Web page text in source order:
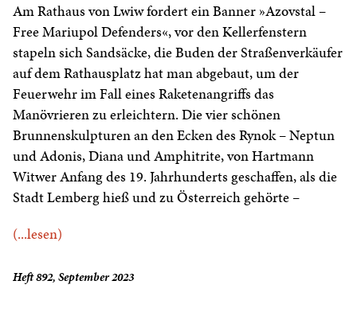
Am Rathaus von Lwiw fordert ein Banner »Azovstal –
Free Mariupol Defenders«, vor den Kellerfenstern
stapeln sich Sandsäcke, die Buden der Straßenverkäufer
auf dem Rathausplatz hat man abgebaut, um der
Feuerwehr im Fall eines Raketenangriffs das
Manövrieren zu erleichtern. Die vier schönen
Brunnenskulpturen an den Ecken des Rynok – Neptun
und Adonis, Diana und Amphitrite, von Hartmann
Witwer Anfang des 19. Jahrhunderts geschaffen, als die
Stadt Lemberg hieß und zu Österreich gehörte –
(...lesen)
Heft 892, September 2023